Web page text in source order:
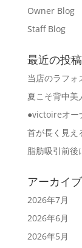
Owner Blog
Staff Blog
最近の投稿
当店のラフォ
夏こそ背中美
●victoireオ
首が長く見え
脂肪吸引前後
アーカイブ
2026年7月
2026年6月
2026年5月